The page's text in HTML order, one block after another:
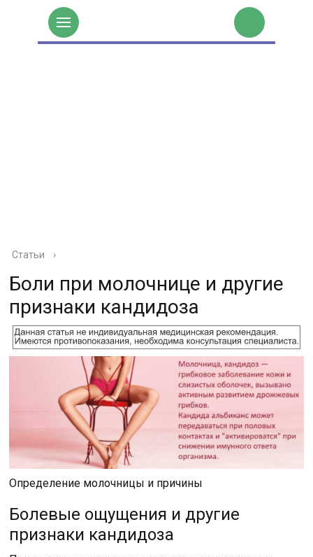
Статьи ›
Боли при молочнице и другие
признаки кандидоза
Определение молочницы и причины
Болевые ощущения и другие
признаки кандидоза